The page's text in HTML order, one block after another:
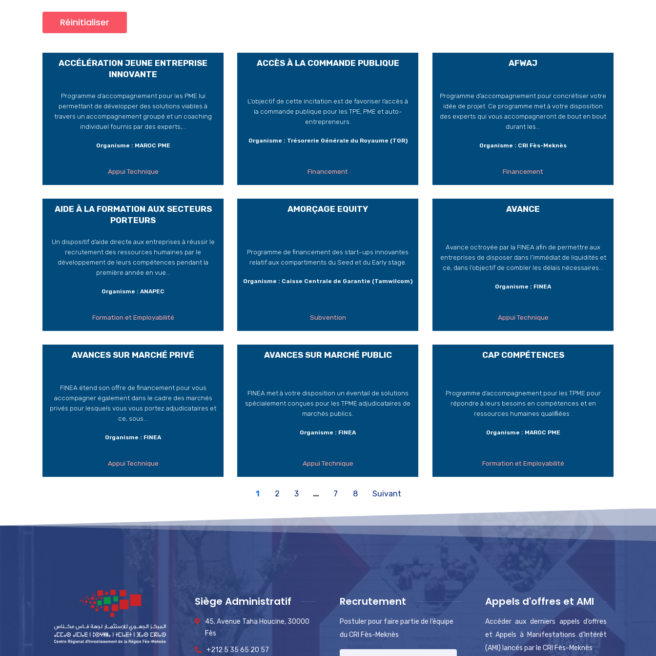
Réinitialiser
ACCÉLÉRATION JEUNE ENTREPRISE
INNOVANTE
Programme d’accompagnement pour les PME lui
permettant de développer des solutions viables à
travers un accompagnement groupé et un coaching
individuel fournis par des experts,...
Organisme : MAROC PME
Appui Technique
ACCÈS À LA COMMANDE PUBLIQUE
L’objectif de cette incitation est de favoriser l’accès à
la commande publique pour les TPE, PME et auto-
entrepreneurs.
Organisme : Trésorerie Générale du Royaume (TGR)
Financement
AFWAJ
Programme d’accompagnement pour concrétiser votre
idée de projet. Ce programme met à votre disposition
des experts qui vous accompagneront de bout en bout
durant les...
Organisme : CRI Fès-Meknès
Financement
AIDE À LA FORMATION AUX SECTEURS
PORTEURS
Un dispositif d’aide directe aux entreprises à réussir le
recrutement des ressources humaines par le
développement de leurs compétences pendant la
première année en vue...
Organisme : ANAPEC
Formation et Employabilité
AMORÇAGE EQUITY
Programme de financement des start-ups innovantes
relatif aux compartiments du Seed et du Early stage.
Organisme : Caisse Centrale de Garantie (Tamwilcom)
Subvention
AVANCE
Avance octroyée par la FINEA afin de permettre aux
entreprises de disposer dans l’immédiat de liquidités et
ce, dans l’objectif de combler les délais nécessaires...
Organisme : FINEA
Appui Technique
AVANCES SUR MARCHÉ PRIVÉ
FINEA étend son offre de financement pour vous
accompagner également dans le cadre des marchés
privés pour lesquels vous vous portez adjudicataires et
ce, sous...
Organisme : FINEA
Appui Technique
AVANCES SUR MARCHÉ PUBLIC
FINEA met à votre disposition un éventail de solutions
spécialement conçues pour les TPME adjudicataires de
marchés publics.
Organisme : FINEA
Appui Technique
CAP COMPÉTENCES
Programme d’accompagnement pour les TPME pour
répondre à leurs besoins en compétences et en
ressources humaines qualiﬁées .
Organisme : MAROC PME
Formation et Employabilité
1 2 3 … 7 8 Suivant
Siège Administratif
45, Avenue Taha Houcine, 30000
Fès
+212 5 35 65 20 57
Recrutement
Postuler pour faire partie de l’équipe
du CRI Fès-Meknès
Appels d'offres et AMI
Accéder aux derniers appels d’offres
et Appels à Manifestations d’Intérêt
(AMI) lancés par le CRI Fès-Meknès